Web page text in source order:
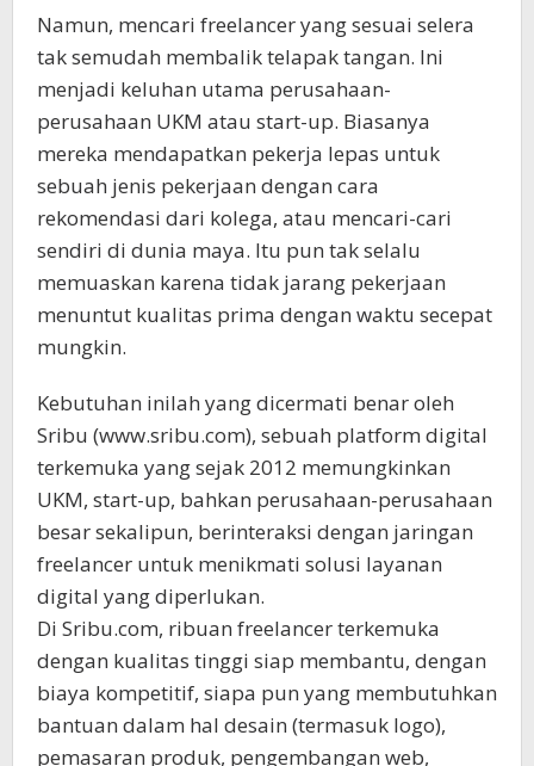
Namun, mencari freelancer yang sesuai selera
tak semudah membalik telapak tangan. Ini
menjadi keluhan utama perusahaan-
perusahaan UKM atau start-up. Biasanya
mereka mendapatkan pekerja lepas untuk
sebuah jenis pekerjaan dengan cara
rekomendasi dari kolega, atau mencari-cari
sendiri di dunia maya. Itu pun tak selalu
memuaskan karena tidak jarang pekerjaan
menuntut kualitas prima dengan waktu secepat
mungkin.
Kebutuhan inilah yang dicermati benar oleh
Sribu (www.sribu.com), sebuah platform digital
terkemuka yang sejak 2012 memungkinkan
UKM, start-up, bahkan perusahaan-perusahaan
besar sekalipun, berinteraksi dengan jaringan
freelancer untuk menikmati solusi layanan
digital yang diperlukan.
Di Sribu.com, ribuan freelancer terkemuka
dengan kualitas tinggi siap membantu, dengan
biaya kompetitif, siapa pun yang membutuhkan
bantuan dalam hal desain (termasuk logo),
pemasaran produk, pengembangan web,